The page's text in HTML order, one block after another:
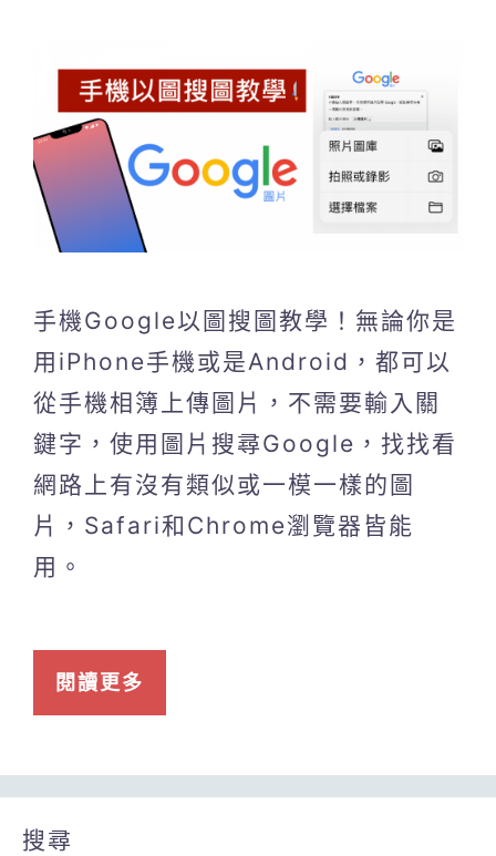
手機Google以圖搜圖教學！無論你是
用iPhone手機或是Android，都可以
從手機相簿上傳圖片，不需要輸入關
鍵字，使用圖片搜尋Google，找找看
網路上有沒有類似或一模一樣的圖
片，Safari和Chrome瀏覽器皆能
用。
閱讀更多
搜尋